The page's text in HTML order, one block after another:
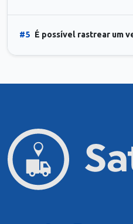
#5 É possível rastrear um